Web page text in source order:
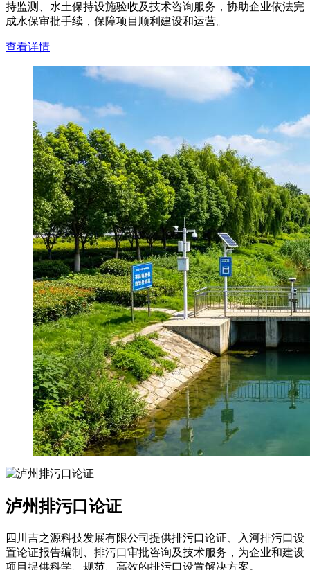
持监测、水土保持设施验收及技术咨询服务，协助企业依法完
成水保审批手续，保障项目顺利建设和运营。
查看详情
泸州排污口论证
四川吉之源科技发展有限公司提供排污口论证、入河排污口设
置论证报告编制、排污口审批咨询及技术服务，为企业和建设
项目提供科学、规范、高效的排污口设置解决方案。